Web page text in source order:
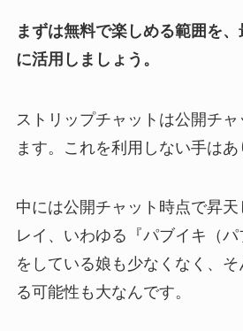
まずは無料で楽しめる範囲を
に活用しましょう。
ストリップチャットは公開チ
ます。これを利用しない手はあ
中には公開チャット時点で昇
レイ、いわゆる『パブイキ（パ
をしている娘も少なくなく、
る可能性も大なんです。